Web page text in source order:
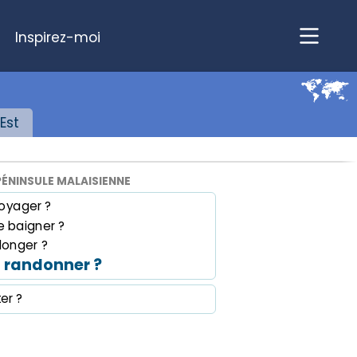
Inspirez-moi
MALAISIENNE
?
baigner ?
?
?
?